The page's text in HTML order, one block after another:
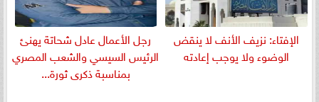
الإفتاء: نزيف الأنف لا ينقض
الوضوء ولا يوجب إعادته
رجل الأعمال عادل شحاتة يهنئ
الرئيس السيسي والشعب المصري
بمناسبة ذكرى ثورة...